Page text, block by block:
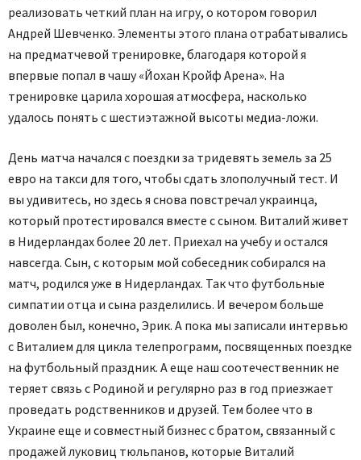
реализовать четкий план на игру, о котором говорил
Андрей Шевченко. Элементы этого плана отрабатывались
на предматчевой тренировке, благодаря которой я
впервые попал в чашу «Йохан Кройф Арена». На
тренировке царила хорошая атмосфера, насколько
удалось понять с шести­этажной высоты медиа-ложи.
День матча начался с поездки за тридевять земель за 25
евро на такси для того, чтобы сдать злополучный тест. И
вы удивитесь, но здесь я снова повстречал украинца,
который протестировался вместе с сыном. Виталий живет
в Нидерландах более 20 лет. Приехал на учебу и остался
навсегда. Сын, с которым мой собеседник собирался на
матч, родился уже в Нидерландах. Так что футбольные
симпатии отца и сына разделились. И вечером больше
доволен был, конечно, Эрик. А пока мы записали интервью
с Виталием для цикла телепрограмм, посвященных поездке
на футбольный праздник. А еще наш соотечественник не
теряет связь с Родиной и регулярно раз в год приезжает
проведать родственников и друзей. Тем более что в
Украине еще и совместный бизнес с братом, связанный с
продажей луковиц тюльпанов, которые Виталий